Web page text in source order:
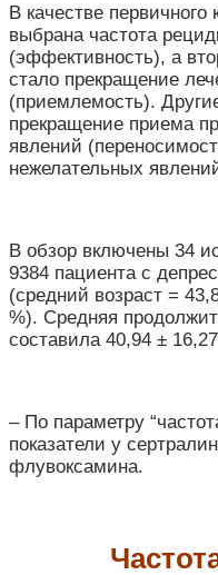
В качестве
выбрана частота
(эффективность), а
стало прекращение
(приемлемость).
прекращение приема
явлений
нежелательных
В обзор включены 34
9384 пациента с
(средний возраст =
%). Средняя
составила 40,94 ±
– По параметру
показатели у
флувоксамина.